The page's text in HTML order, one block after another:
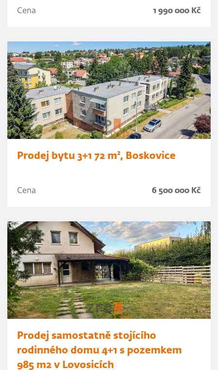
Cena 1 990 000 Kč
Prodej bytu 3+1 72 m², Boskovice
Cena 6 500 000 Kč
Prodej samostatně stojícího
rodinného domu 4+1 s pozemkem
985 m2 v Lovosicích